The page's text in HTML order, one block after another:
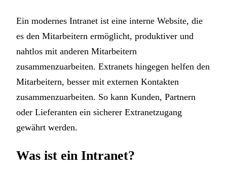
Ein modernes Intranet ist eine interne Website, die
es den Mitarbeitern ermöglicht, produktiver und
nahtlos mit anderen Mitarbeitern
zusammenzuarbeiten. Extranets hingegen helfen den
Mitarbeitern, besser mit externen Kontakten
zusammenzuarbeiten. So kann Kunden, Partnern
oder Lieferanten ein sicherer Extranetzugang
gewährt werden.
Was ist ein Intranet?